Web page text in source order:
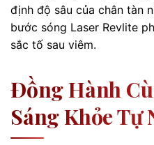
định độ sâu của chân tàn
bước sóng Laser Revlite
sắc tố sau viêm.
Đồng Hành
Sáng Khỏe Tự